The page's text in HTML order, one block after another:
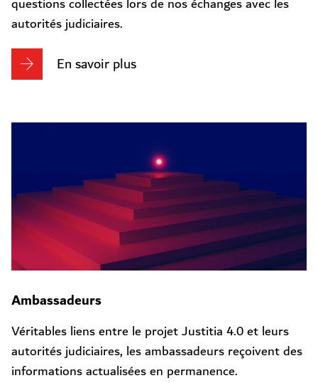
autorités judiciaires.
En savoir plus
Ambassadeurs
Véritables liens entre le projet Justitia 4.0 et leurs
autorités judiciaires, les ambassadeurs reçoivent des
informations actualisées en permanence.